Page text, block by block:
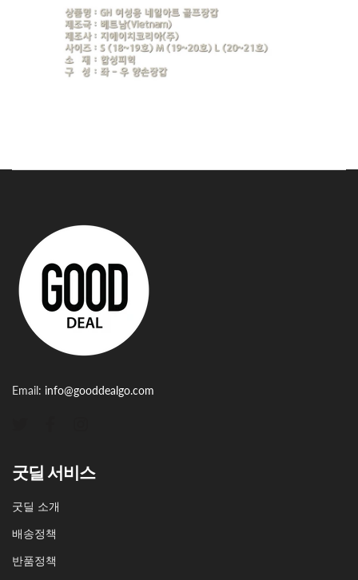
Email: info@gooddealgo.com
굿딜 서비스
굿딜 소개
배송정책
반품정책